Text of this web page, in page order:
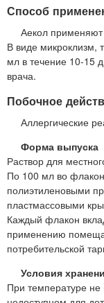
Способ
Аекол
В виде микроклизм,
мл в течение 10-15
врача.
Побочное
Аллергические
Форма выпуска
Раствор для
По 100 мл во
полиэтиленовыми
пластмассовыми
Каждый флакон
применению
потребительской
Условия
При температуре